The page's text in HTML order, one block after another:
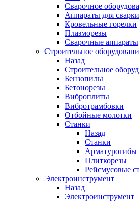
Сварочное
Аппараты для
Кровельные горелки
Плазморезы
Сварочные аппараты
Строительное
Назад
Строительное
Бензопилы
Бетонорезы
Виброплиты
Вибротрамбовки
Отбойные молотки
Станки
Назад
Станки
Арматурогибы
Плиткорезы
Рейсмусовые
Электроинструмент
Назад
Электроинструмент